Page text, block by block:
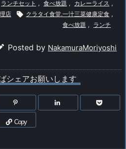
ランチセット , 食べ放題 , カレーライス ,
店  クラタイ食堂.一汁三菜健康定食 ,
食べ放題 , ランチ
Posted by NakamuraMoriyoshi
シェアお願いします
Copy